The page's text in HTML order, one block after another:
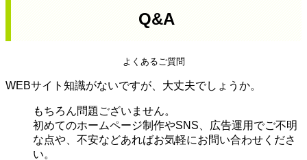
Q&A
よくあるご質問
WEBサイト知識がないですが、大丈夫でしょうか。
もちろん問題ございません。
初めてのホームページ制作やSNS、広告運用でご不明
な点や、不安などあればお気軽にお問い合わせくださ
い。